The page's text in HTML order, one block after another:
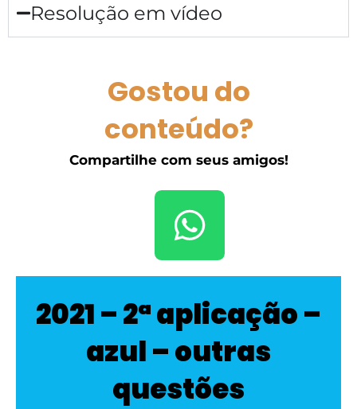
Resolução em vídeo
Gostou do
conteúdo?
Compartilhe com seus amigos!
2021 – 2ª aplicação –
azul – outras
questões